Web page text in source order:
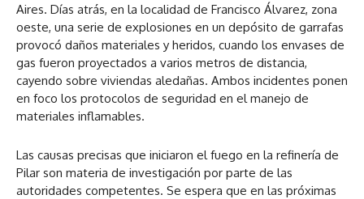
Aires. Días atrás, en la localidad de Francisco Álvarez, zona
oeste, una serie de explosiones en un depósito de garrafas
provocó daños materiales y heridos, cuando los envases de
gas fueron proyectados a varios metros de distancia,
cayendo sobre viviendas aledañas. Ambos incidentes ponen
en foco los protocolos de seguridad en el manejo de
materiales inflamables.
Las causas precisas que iniciaron el fuego en la refinería de
Pilar son materia de investigación por parte de las
autoridades competentes. Se espera que en las próximas